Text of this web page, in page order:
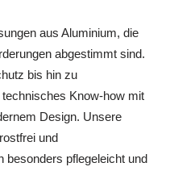
aus Aluminium, die
abgestimmt sind.
bis hin zu
Know-how mit
Design. Unsere
und
besonders pflegeleicht und